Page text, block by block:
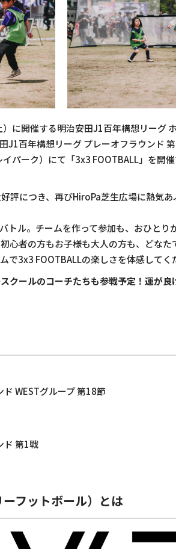
に開催する明治安田J1百年構想リーグ
百年構想リーグ プレーオフラウンド 第
パーク）にて「3x3 FOOTBALL」を開
評につき、再びHiroPa芝生広場に熱気
トル。チームを作って参加も、おひとり
心者の方もお子様も大人の方も、どな
で3x3 FOOTBALLの楽しさを体感してく
クールのコーチたちも参戦予定！運が
WESTグループ 第18節
ド 第1戦
フットボール）とは